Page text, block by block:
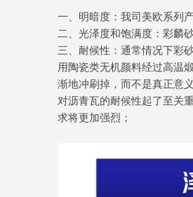
一、明暗度：我司美欧系列
二、光泽度和饱满度：彩麟
三、耐候性：通常情况下彩
用陶瓷类无机颜料经过高温
渐地冲刷掉，而不是真正意
对沥青瓦的耐候性起了至关
求将更加强烈；